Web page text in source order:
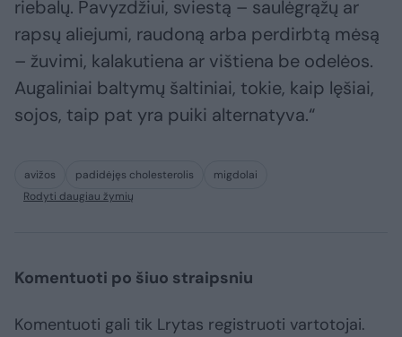
riebalų. Pavyzdžiui, sviestą – saulėgrąžų ar
rapsų aliejumi, raudoną arba perdirbtą mėsą
– žuvimi, kalakutiena ar vištiena be odelėos.
Augaliniai baltymų šaltiniai, tokie, kaip lęšiai,
sojos, taip pat yra puiki alternatyva.“
avižos padidėjęs cholesterolis
migdolai
Rodyti daugiau žymių
Komentuoti po šiuo straipsniu
Komentuoti gali tik Lrytas registruoti vartotojai.